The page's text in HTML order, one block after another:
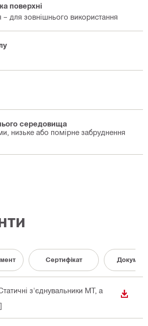
поверхні
– для зовнішнього використання
середовища
низьке або помірне забруднення
Сертифікат
з'єднувальники MT, а